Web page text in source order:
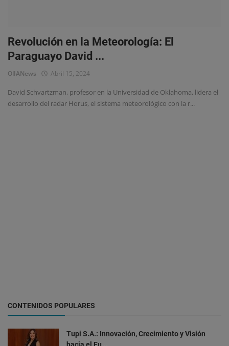
Revolución en la Meteorología: El
Paraguayo David ...
OlIANews Abril 15, 2024
David Schvartzman, profesor en la Universidad de Oklahoma, lidera el
desarrollo del radar Horus, el sistema meteorológico con la r...
CONTENIDOS POPULARES
Tupi S.A.: Innovación, Crecimiento y Visión